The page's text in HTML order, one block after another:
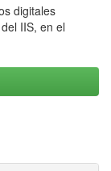
digitales
IIS, en el